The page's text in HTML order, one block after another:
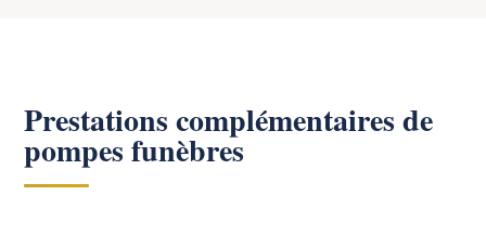
Prestations complémentaires de
pompes funèbres